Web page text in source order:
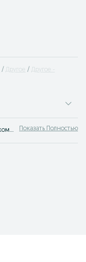
Другое
Другое -
Другие вакансии в сфере Джизак ✔️ ИТ и телекоммуникаций ⭐ Большое количество вакансий для специалистов с разным уровнем опыта ⮞⮞ OLX.uz Джизак Показать Полностью